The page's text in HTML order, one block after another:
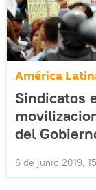
América
Sindicatos
del
6 de junio 2019,